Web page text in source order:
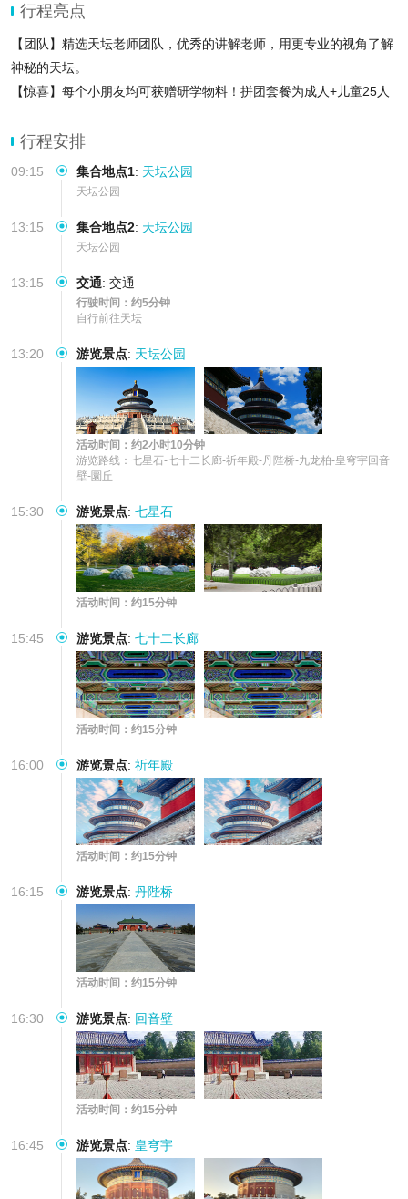
行程亮点
【团队】精选天坛老师团队，优秀的讲解老师，用更专业的视角了解
神秘的天坛。
【惊喜】每个小朋友均可获赠研学物料！拼团套餐为成人+儿童25人
【贴心】天坛联票+老师趣味互动，佩戴耳机，远离嘈杂的环境，更
加舒心的聆听天坛的故事
行程安排
09:15 集合地点1: 天坛公园
天坛公园
13:15 集合地点2: 天坛公园
天坛公园
13:15 交通: 交通
行驶时间：约5分钟
自行前往天坛
13:20 游览景点: 天坛公园
活动时间：约2小时10分钟
游览路线：七星石-七十二长廊-祈年殿-丹陛桥-九龙柏-皇穹宇回音
壁-圜丘
15:30 游览景点: 七星石
活动时间：约15分钟
15:45 游览景点: 七十二长廊
活动时间：约15分钟
16:00 游览景点: 祈年殿
活动时间：约15分钟
16:15 游览景点: 丹陛桥
活动时间：约15分钟
16:30 游览景点: 回音壁
活动时间：约15分钟
16:45 游览景点: 皇穹宇